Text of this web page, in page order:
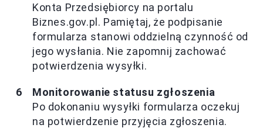
Konta Przedsiębiorcy na portalu
Biznes.gov.pl. Pamiętaj, że podpisanie
formularza stanowi oddzielną czynność od
jego wysłania. Nie zapomnij zachować
potwierdzenia wysyłki.
Monitorowanie statusu zgłoszenia
Po dokonaniu wysyłki formularza oczekuj
na potwierdzenie przyjęcia zgłoszenia.